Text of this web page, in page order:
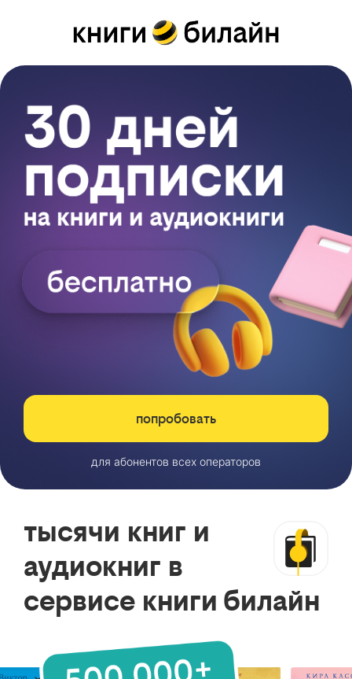
попробовать
для абонентов всех операторов
тысячи книг и
аудиокниг в
сервисе книги билайн